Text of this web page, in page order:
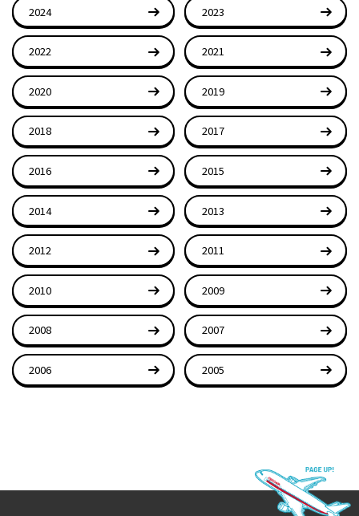
2024 2023
2022 2021
2020 2019
2018 2017
2016 2015
2014 2013
2012 2011
2010 2009
2008 2007
2006 2005